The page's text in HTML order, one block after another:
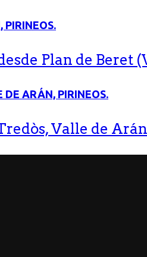
Plan de Beret
Valle de